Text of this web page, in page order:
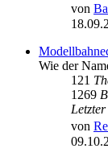
von
Wie der
121
1269
von